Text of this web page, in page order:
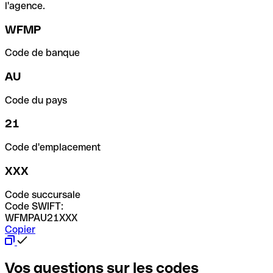
l'agence.
WFMP
Code de banque
AU
Code du pays
21
Code d'emplacement
XXX
Code succursale
Code SWIFT:
WFMPAU21XXX
Copier
Vos questions sur les codes